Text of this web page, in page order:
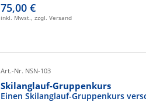
75,00 €
inkl. Mwst., zzgl. Versand
Art.-Nr. NSN-103
Skilanglauf-Gruppenkurs
Einen Skilanglauf-Gruppenkurs